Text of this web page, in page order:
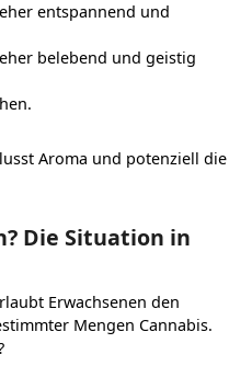
entspannend und
belebend und geistig
Aroma und potenziell die
Die Situation in
Erwachsenen den
Mengen Cannabis.